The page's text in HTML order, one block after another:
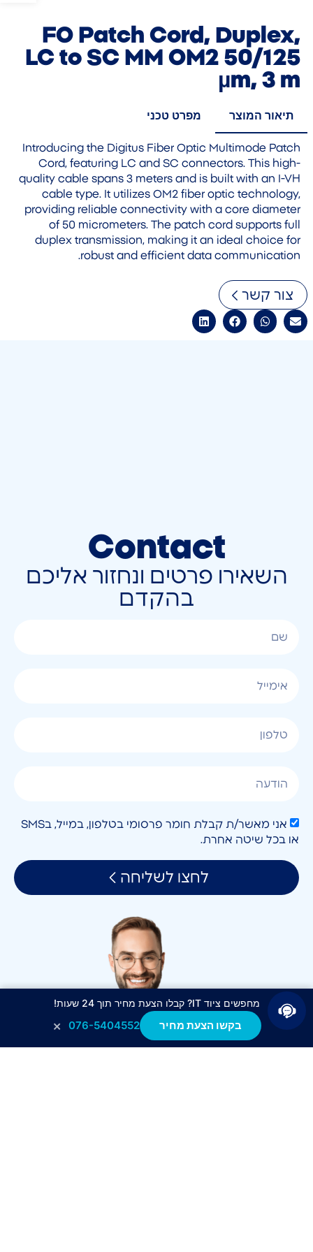
FO Patch Cord, Duplex,
LC to SC MM OM2 50/125
µm, 3 m
תיאור המוצר מפרט טכני
Introducing the Digitus Fiber Optic Multimode Patch
Cord, featuring LC and SC connectors. This high-
quality cable spans 3 meters and is built with an I-VH
cable type. It utilizes OM2 fiber optic technology,
providing reliable connectivity with a core diameter
of 50 micrometers. The patch cord supports full
duplex transmission, making it an ideal choice for
robust and efficient data communication.
צור קשר
Contact
השאירו פרטים ונחזור אליכם
בהקדם
אני מאשר/ת קבלת חומר פרסומי בטלפון, במייל, בSMS
או בכל שיטה אחרת.
לחצו לשליחה
מחפשים ציוד IT? קבלו הצעת מחיר תוך 24 שעות!
בקשו הצעת מחיר 076-5404552
×